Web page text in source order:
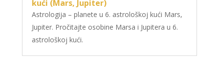
kući (Mars, Jupiter)
Astrologija – planete u 6. astrološkoj kući Mars,
Jupiter. Pročitajte osobine Marsa i Jupitera u 6.
astrološkoj kući.